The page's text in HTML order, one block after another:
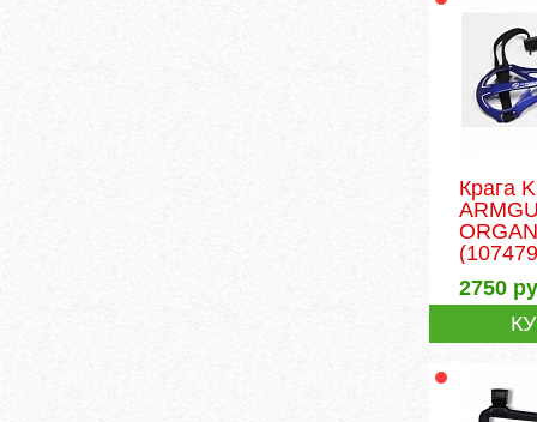
Крага
2750